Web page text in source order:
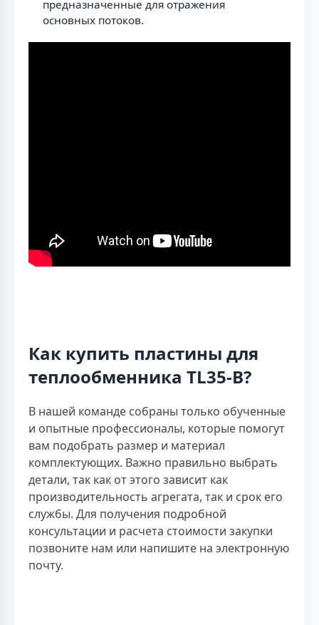
предназначенные для отражения
основных потоков.
Как купить пластины для
теплообменника TL35-B?
В нашей команде собраны только обученные
и опытные профессионалы, которые помогут
вам подобрать размер и материал
комплектующих. Важно правильно выбрать
детали, так как от этого зависит как
производительность агрегата, так и срок его
службы. Для получения подробной
консультации и расчета стоимости закупки
позвоните нам или напишите на электронную
почту.